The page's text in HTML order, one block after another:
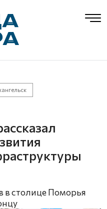
в столице Поморья